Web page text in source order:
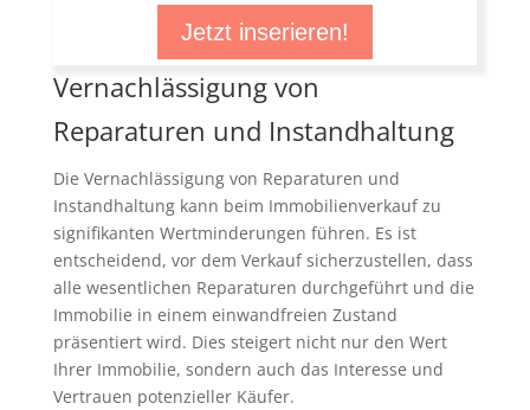
Jetzt inserieren!
Vernachlässigung von
Reparaturen und Instandhaltung
Die Vernachlässigung von Reparaturen und
Instandhaltung kann beim Immobilienverkauf zu
signifikanten Wertminderungen führen. Es ist
entscheidend, vor dem Verkauf sicherzustellen, dass
alle wesentlichen Reparaturen durchgeführt und die
Immobilie in einem einwandfreien Zustand
präsentiert wird. Dies steigert nicht nur den Wert
Ihrer Immobilie, sondern auch das Interesse und
Vertrauen potenzieller Käufer.